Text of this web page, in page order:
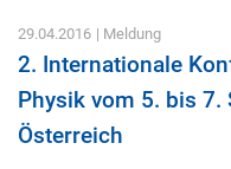
29.04.2016 | Meldung
2. Internationale
Physik vom 5. bis 7.
Österreich